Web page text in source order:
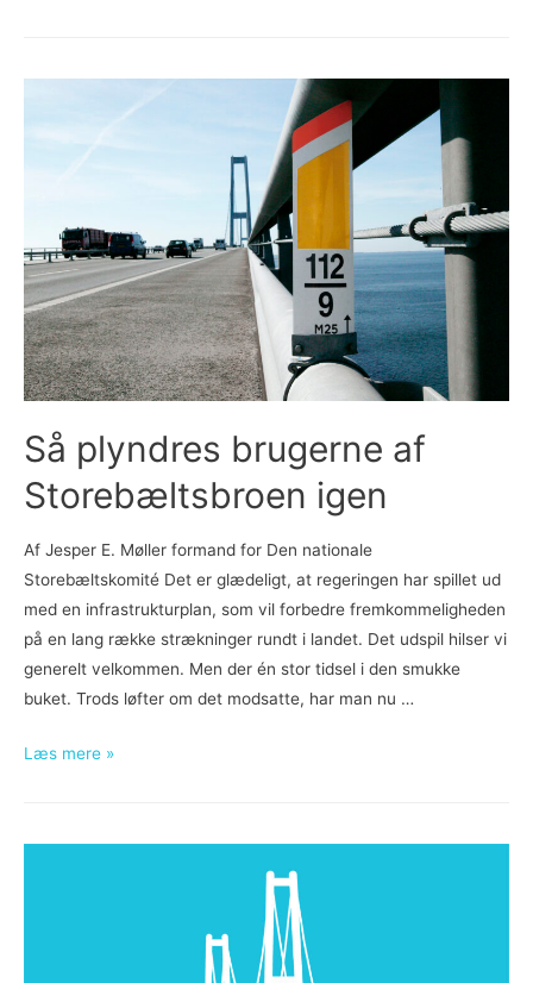
Så plyndres brugerne af
Storebæltsbroen igen
Af Jesper E. Møller formand for Den nationale
Storebæltskomité Det er glædeligt, at regeringen har spillet ud
med en infrastrukturplan, som vil forbedre fremkommeligheden
på en lang række strækninger rundt i landet. Det udspil hilser vi
generelt velkommen. Men der én stor tidsel i den smukke
buket. Trods løfter om det modsatte, har man nu …
Så
af
Læs mere »